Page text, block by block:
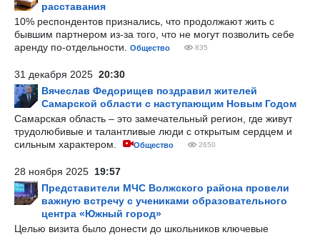
расставания
10% респондентов признались, что продолжают жить с
бывшим партнером из-за того, что не могут позволить себе
аренду по-отдельности.
Общество 835
31 декабря 2025 20:30
Вячеслав Федорищев поздравил жителей
Самарской области с наступающим Новым Годом
Самарская область – это замечательный регион, где живут
трудолюбивые и талантливые люди с открытым сердцем и
сильным характером.
Общество 2650
28 ноября 2025 19:57
Представители МЧС Волжского района провели
важную встречу с учениками образовательного
центра «Южный город»
Целью визита было донести до школьников ключевые